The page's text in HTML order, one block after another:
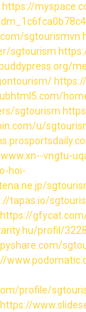
https://
sgtourismvn
sgtourism
sgtourism
u/
vngtu-
hoi-
tapas.io/
https://
profil/
profile/
https://